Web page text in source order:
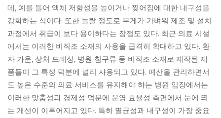
데, 예를 들어 액체 저항성을 높이거나 찢어짐에 대한 내구성을
강화하는 식이다. 또한 놀랄 정도로 무게가 가벼워 제조 및 설치
과정에서 취급이 보다 용이하다는 장점도 있다. 최근 의료 시설
에서는 이러한 비직조 소재의 사용을 급격히 확대하고 있다. 환
자 가운, 상처 드레싱, 병원 침구류 등 비직조 소재로 제작된 제
품들이 그 특성 덕분에 널리 사용되고 있다. 예산을 관리하면서
도 높은 수준의 의료 서비스를 유지해야 하는 병원 입장에서는
이러한 맞춤성과 경제성 덕분에 운영 효율성 측면에서 눈에 띄
는 개선이 이루어지고 있다. 특히 멸균성과 내구성이 가장 중요